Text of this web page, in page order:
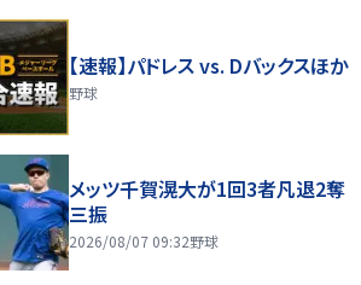
【速報】パドレス vs. Dバックスほか
野球
メッツ千賀滉大が1回3者凡退2奪
三振
2026/08/07 09:32野球